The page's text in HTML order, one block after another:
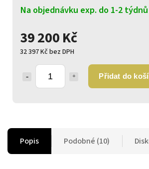
39 200 Kč
32 397 Kč bez DPH
Přidat do
Na objednávku exp. do 1-2 týdnů
Popis Podobné (10)